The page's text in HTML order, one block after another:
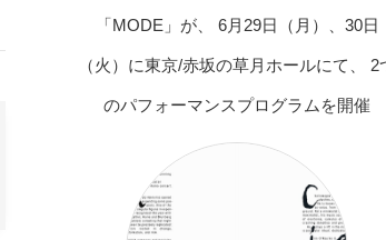
「MODE」が、 6月29日（月）、30日
（火）に東京/赤坂の草月ホールにて、 2
のパフォーマンスプログラムを開催